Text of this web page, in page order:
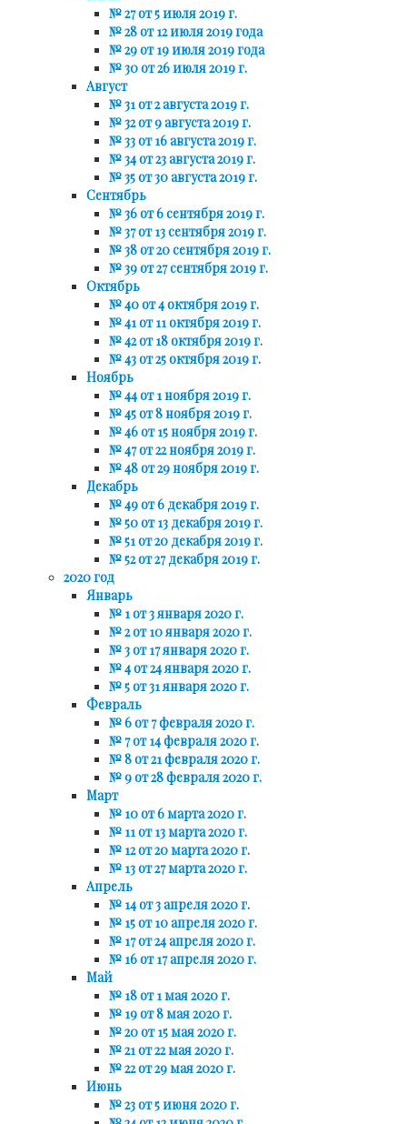
№ 27 от 5 июля 2019 г.
№ 28 от 12 июля 2019 года
№ 29 от 19 июля 2019 года
№ 30 от 26 июля 2019 г.
Август
№ 31 от 2 августа 2019 г.
№ 32 от 9 августа 2019 г.
№ 33 от 16 августа 2019 г.
№ 34 от 23 августа 2019 г.
№ 35 от 30 августа 2019 г.
Сентябрь
№ 36 от 6 сентября 2019 г.
№ 37 от 13 сентября 2019 г.
№ 38 от 20 сентября 2019 г.
№ 39 от 27 сентября 2019 г.
Октябрь
№ 40 от 4 октября 2019 г.
№ 41 от 11 октября 2019 г.
№ 42 от 18 октября 2019 г.
№ 43 от 25 октября 2019 г.
Ноябрь
№ 44 от 1 ноября 2019 г.
№ 45 от 8 ноября 2019 г.
№ 46 от 15 ноября 2019 г.
№ 47 от 22 ноября 2019 г.
№ 48 от 29 ноября 2019 г.
Декабрь
№ 49 от 6 декабря 2019 г.
№ 50 от 13 декабря 2019 г.
№ 51 от 20 декабря 2019 г.
№ 52 от 27 декабря 2019 г.
2020 год
Январь
№ 1 от 3 января 2020 г.
№ 2 от 10 января 2020 г.
№ 3 от 17 января 2020 г.
№ 4 от 24 января 2020 г.
№ 5 от 31 января 2020 г.
Февраль
№ 6 от 7 февраля 2020 г.
№ 7 от 14 февраля 2020 г.
№ 8 от 21 февраля 2020 г.
№ 9 от 28 февраля 2020 г.
Март
№ 10 от 6 марта 2020 г.
№ 11 от 13 марта 2020 г.
№ 12 от 20 марта 2020 г.
№ 13 от 27 марта 2020 г.
Апрель
№ 14 от 3 апреля 2020 г.
№ 15 от 10 апреля 2020 г.
№ 17 от 24 апреля 2020 г.
№ 16 от 17 апреля 2020 г.
Май
№ 18 от 1 мая 2020 г.
№ 19 от 8 мая 2020 г.
№ 20 от 15 мая 2020 г.
№ 21 от 22 мая 2020 г.
№ 22 от 29 мая 2020 г.
Июнь
№ 23 от 5 июня 2020 г.